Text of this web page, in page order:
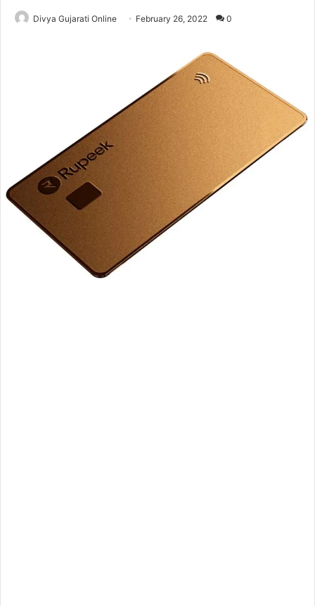
Divya Gujarati Online February 26, 2022 0